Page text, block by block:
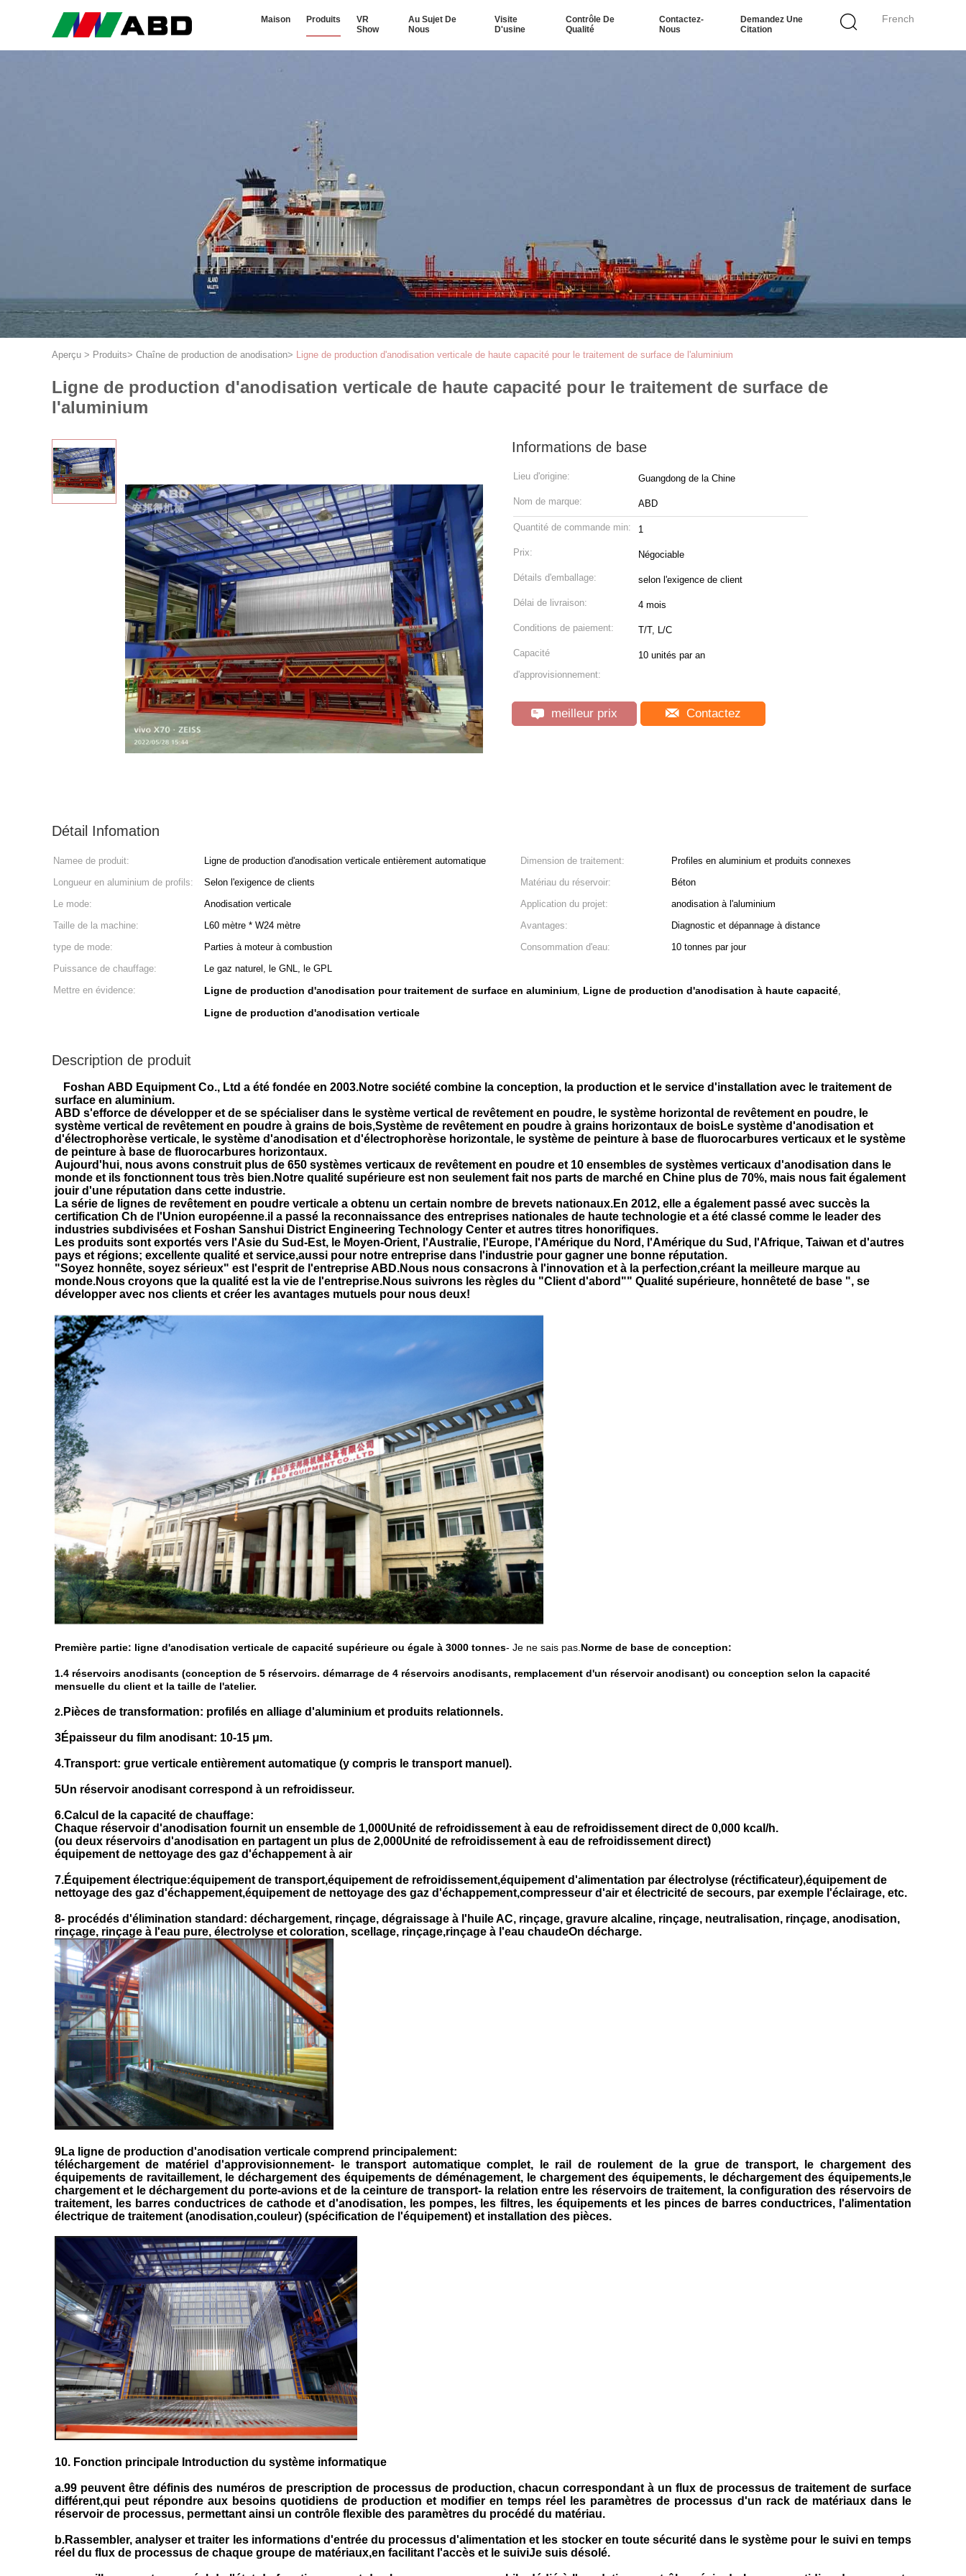
French
Maison Produits
VR
Show
Au Sujet De
Nous
Visite
D'usine
Contrôle De
Qualité
Contactez-
Nous
Demandez Une
Citation
Aperçu > Produits> Chaîne de production de anodisation> Ligne de production d'anodisation verticale de haute capacité pour le traitement de surface de l'aluminium
Ligne de production d'anodisation verticale de haute capacité pour le traitement de surface de
l'aluminium
Informations de base
Lieu d'origine: Guangdong de la Chine
Nom de marque: ABD
Quantité de commande min: 1
Prix: Négociable
Détails d'emballage: selon l'exigence de client
Délai de livraison: 4 mois
Conditions de paiement: T/T, L/C
Capacité
d'approvisionnement:
10 unités par an
meilleur prix Contactez
Détail Infomation
Namee de produit: Ligne de production d'anodisation verticale entièrement automatique Dimension de traitement:
Profiles en aluminium et produits connexes
Longueur en aluminium de profils:
Selon l'exigence de clients Matériau du réservoir:
Béton
Le mode:
Anodisation verticale Application du projet:
anodisation à l'aluminium
Taille de la machine:
L60 mètre * W24 mètre Avantages:
Diagnostic et dépannage à distance
type de mode:
Parties à moteur à combustion Consommation d'eau:
10 tonnes par jour
Puissance de chauffage:
Le gaz naturel, le GNL, le GPL
Mettre en évidence:
Ligne de production d'anodisation pour traitement de surface en aluminium, Ligne de production d'anodisation à haute capacité,
Ligne de production d'anodisation verticale
Description de produit
Foshan ABD Equipment Co., Ltd a été fondée en 2003.Notre société combine la conception, la production et le service d'installation avec le traitement de
surface en aluminium.
ABD s'efforce de développer et de se spécialiser dans le système vertical de revêtement en poudre, le système horizontal de revêtement en poudre, le
système vertical de revêtement en poudre à grains de bois,Système de revêtement en poudre à grains horizontaux de boisLe système d'anodisation et
d'électrophorèse verticale, le système d'anodisation et d'électrophorèse horizontale, le système de peinture à base de fluorocarbures verticaux et le système
de peinture à base de fluorocarbures horizontaux.
Aujourd'hui, nous avons construit plus de 650 systèmes verticaux de revêtement en poudre et 10 ensembles de systèmes verticaux d'anodisation dans le
monde et ils fonctionnent tous très bien.Notre qualité supérieure est non seulement fait nos parts de marché en Chine plus de 70%, mais nous fait également
jouir d'une réputation dans cette industrie.
La série de lignes de revêtement en poudre verticale a obtenu un certain nombre de brevets nationaux.En 2012, elle a également passé avec succès la
certification Ch de l'Union européenne.il a passé la reconnaissance des entreprises nationales de haute technologie et a été classé comme le leader des
industries subdivisées et Foshan Sanshui District Engineering Technology Center et autres titres honorifiques.
Les produits sont exportés vers l'Asie du Sud-Est, le Moyen-Orient, l'Australie, l'Europe, l'Amérique du Nord, l'Amérique du Sud, l'Afrique, Taiwan et d'autres
pays et régions; excellente qualité et service,aussi pour notre entreprise dans l'industrie pour gagner une bonne réputation.
"Soyez honnête, soyez sérieux" est l'esprit de l'entreprise ABD.Nous nous consacrons à l'innovation et à la perfection,créant la meilleure marque au
monde.Nous croyons que la qualité est la vie de l'entreprise.Nous suivrons les règles du "Client d'abord"" Qualité supérieure, honnêteté de base ", se
développer avec nos clients et créer les avantages mutuels pour nous deux!
Première partie: ligne d'anodisation verticale de capacité supérieure ou égale à 3000 tonnes- Je ne sais pas. Norme de base de conception:
1.4 réservoirs anodisants (conception de 5 réservoirs. démarrage de 4 réservoirs anodisants, remplacement d'un réservoir anodisant) ou conception selon la capacité
mensuelle du client et la taille de l'atelier.
2. Pièces de transformation: profilés en alliage d'aluminium et produits relationnels.
3Épaisseur du film anodisant: 10-15 μm.
4.Transport: grue verticale entièrement automatique (y compris le transport manuel).
5Un réservoir anodisant correspond à un refroidisseur.
6.Calcul de la capacité de chauffage:
Chaque réservoir d'anodisation fournit un ensemble de 1,000Unité de refroidissement à eau de refroidissement direct de 0,000 kcal/h.
(ou deux réservoirs d'anodisation en partagent un plus de 2,000Unité de refroidissement à eau de refroidissement direct)
équipement de nettoyage des gaz d'échappement à air
7.Équipement électrique:équipement de transport,équipement de refroidissement,équipement d'alimentation par électrolyse (réctificateur),équipement de
nettoyage des gaz d'échappement,équipement de nettoyage des gaz d'échappement,compresseur d'air et électricité de secours, par exemple l'éclairage, etc.
8- procédés d'élimination standard: déchargement, rinçage, dégraissage à l'huile AC, rinçage, gravure alcaline, rinçage, neutralisation, rinçage, anodisation,
rinçage, rinçage à l'eau pure, électrolyse et coloration, scellage, rinçage,rinçage à l'eau chaudeOn décharge.
9La ligne de production d'anodisation verticale comprend principalement:
téléchargement de matériel d'approvisionnement- le transport automatique complet, le rail de roulement de la grue de transport, le chargement des
équipements de ravitaillement, le déchargement des équipements de déménagement, le chargement des équipements, le déchargement des équipements,le
chargement et le déchargement du porte-avions et de la ceinture de transport- la relation entre les réservoirs de traitement, la configuration des réservoirs de
traitement, les barres conductrices de cathode et d'anodisation, les pompes, les filtres, les équipements et les pinces de barres conductrices, l'alimentation
électrique de traitement (anodisation,couleur) (spécification de l'équipement) et installation des pièces.
10. Fonction principale Introduction du système informatique
a.99 peuvent être définis des numéros de prescription de processus de production, chacun correspondant à un flux de processus de traitement de surface
différent,qui peut répondre aux besoins quotidiens de production et modifier en temps réel les paramètres de processus d'un rack de matériaux dans le
réservoir de processus, permettant ainsi un contrôle flexible des paramètres du procédé du matériau.
b.Rassembler, analyser et traiter les informations d'entrée du processus d'alimentation et les stocker en toute sécurité dans le système pour le suivi en temps
réel du flux de processus de chaque groupe de matériaux,en facilitant l'accès et le suiviJe suis désolé.